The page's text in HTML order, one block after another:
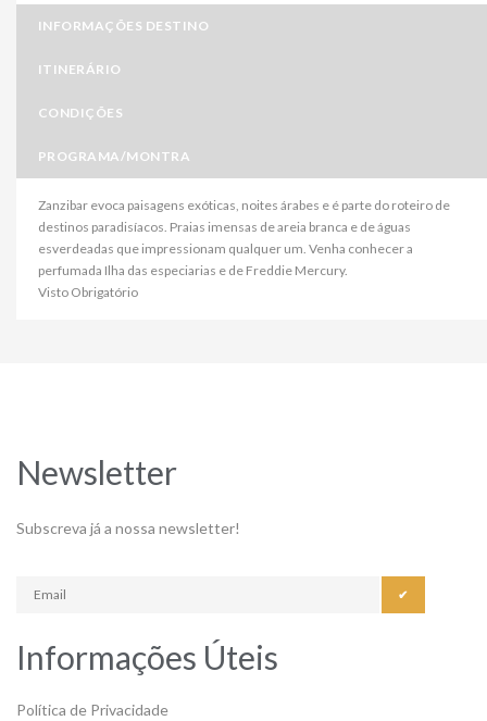
INFORMAÇÕES DESTINO
ITINERÁRIO
CONDIÇÕES
PROGRAMA/MONTRA
Zanzibar evoca paisagens exóticas, noites árabes e é parte do roteiro de
destinos paradisíacos. Praias imensas de areia branca e de águas
esverdeadas que impressionam qualquer um. Venha conhecer a
perfumada Ilha das especiarias e de Freddie Mercury.
Visto Obrigatório
Newsletter
Subscreva já a nossa newsletter!
✔
Informações Úteis
Política de Privacidade